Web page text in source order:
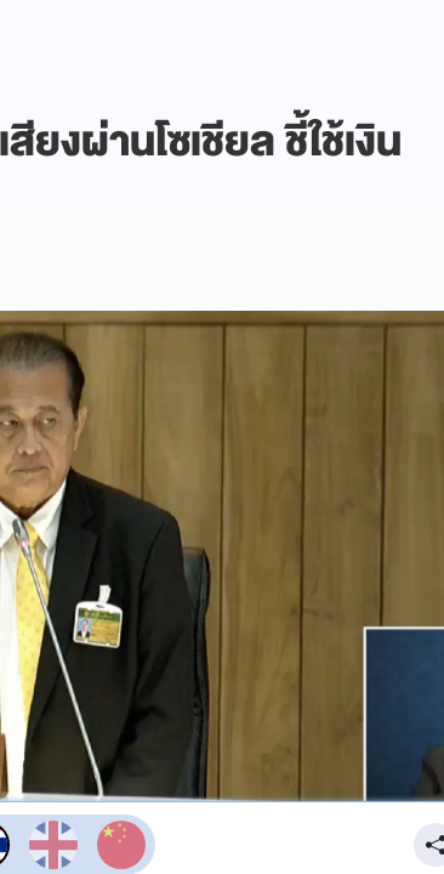
งผ่านโซเชียล ชี้ใช้เงิน